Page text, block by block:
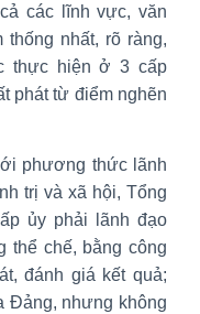
các lĩnh vực, văn
nhất, rõ ràng,
thực hiện ở 3 cấp
phát từ điểm nghẽn
phương thức lãnh
trị và xã hội, Tổng
ủy phải lãnh đạo
thể chế, bằng công
đánh giá kết quả;
Đảng, nhưng không